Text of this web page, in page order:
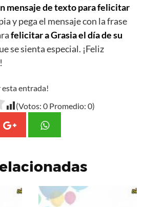
mensaje de texto para felicitar
y pega el mensaje con la frase
felicitar a Grasia el día de su
se sienta especial. ¡Feliz
esta entrada!
(Votos: 0 Promedio: 0)